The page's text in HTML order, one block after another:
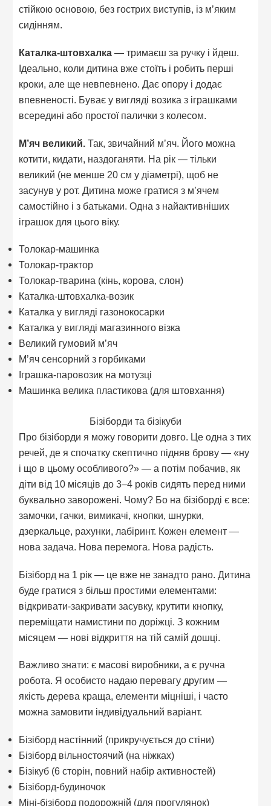
стійкою основою, без гострих виступів, із м’яким
сидінням.
Каталка-штовхалка — тримаєш за ручку і йдеш.
Ідеально, коли дитина вже стоїть і робить перші
кроки, але ще невпевнено. Дає опору і додає
впевненості. Буває у вигляді возика з іграшками
всередині або простої палички з колесом.
М’яч великий. Так, звичайний м’яч. Його можна
котити, кидати, наздоганяти. На рік — тільки
великий (не менше 20 см у діаметрі), щоб не
засунув у рот. Дитина може гратися з м’ячем
самостійно і з батьками. Одна з найактивніших
іграшок для цього віку.
Толокар-машинка
Толокар-трактор
Толокар-тварина (кінь, корова, слон)
Каталка-штовхалка-возик
Каталка у вигляді газонокосарки
Каталка у вигляді магазинного візка
Великий гумовий м’яч
М’яч сенсорний з горбиками
Іграшка-паровозик на мотузці
Машинка велика пластикова (для штовхання)
Бізіборди та бізікуби
Про бізіборди я можу говорити довго. Це одна з тих
речей, де я спочатку скептично підняв брову — «ну
і що в цьому особливого?» — а потім побачив, як
діти від 10 місяців до 3–4 років сидять перед ними
буквально заворожені. Чому? Бо на бізіборді є все:
замочки, гачки, вимикачі, кнопки, шнурки,
дзеркальце, рахунки, лабіринт. Кожен елемент —
нова задача. Нова перемога. Нова радість.
Бізіборд на 1 рік — це вже не занадто рано. Дитина
буде гратися з більш простими елементами:
відкривати-закривати засувку, крутити кнопку,
переміщати намистини по доріжці. З кожним
місяцем — нові відкриття на тій самій дошці.
Важливо знати: є масові виробники, а є ручна
робота. Я особисто надаю перевагу другим —
якість дерева краща, елементи міцніші, і часто
можна замовити індивідуальний варіант.
Бізіборд настінний (прикручується до стіни)
Бізіборд вільностоячий (на ніжках)
Бізікуб (6 сторін, повний набір активностей)
Бізіборд-будиночок
Міні-бізіборд подорожній (для прогулянок)